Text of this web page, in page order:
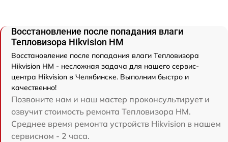
Восстановление после попадания влаги
Тепловизора Hikvision HM
Восстановление после попадания влаги Тепловизора
Hikvision HM - несложная задача для нашего сервис-
центра Hikvision в Челябинске. Выполним быстро и
качественно!
Позвоните нам и наш мастер проконсультирует и
озвучит стоимость ремонта Тепловизора HM.
Среднее время ремонта устройств Hikvision в нашем
сервисном - 2 часа.